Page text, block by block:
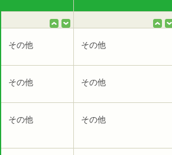
その他 その他
その他 その他
その他 その他